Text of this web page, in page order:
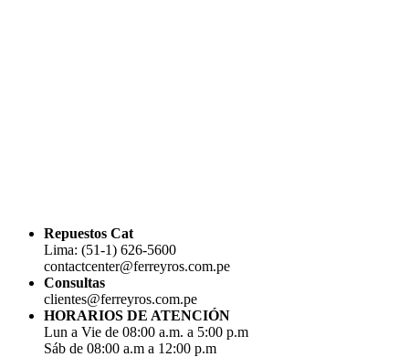
Repuestos Cat
Lima: (51-1) 626-5600
contactcenter@ferreyros.com.pe
Consultas
clientes@ferreyros.com.pe
HORARIOS DE ATENCIÓN
Lun a Vie de 08:00 a.m. a 5:00 p.m
Sáb de 08:00 a.m a 12:00 p.m